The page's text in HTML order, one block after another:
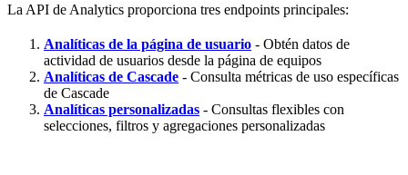
La API de Analytics proporciona tres endpoints principales:
Analíticas de la página de usuario - Obtén datos de
actividad de usuarios desde la página de equipos
Analíticas de Cascade - Consulta métricas de uso específicas
de Cascade
Analíticas personalizadas - Consultas flexibles con
selecciones, filtros y agregaciones personalizadas